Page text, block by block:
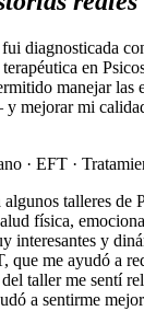
diagnosticada
en
manejar las
mejorar mi
· EFT ·
talleres de
física,
interesantes y
que me ayudó a
taller me sentí
a sentirme